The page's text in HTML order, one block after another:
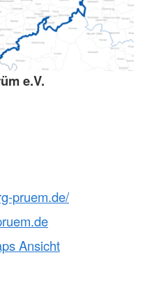
e.V.
pruem.de/
Ansicht